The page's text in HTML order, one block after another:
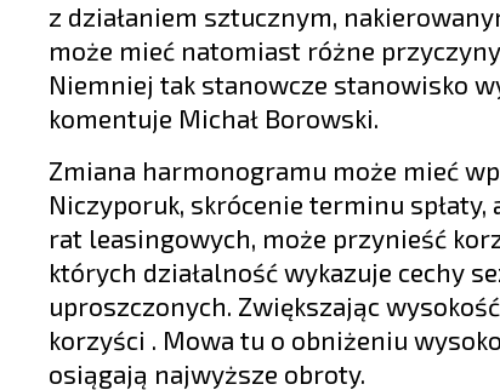
z działaniem sztucznym,
może mieć natomiast różne
Niemniej tak stanowcze stanowisko
komentuje Michał Borowski.
Zmiana harmonogramu może mieć
Niczyporuk, skrócenie terminu
rat leasingowych, może przynieść
których działalność wykazuje cechy
uproszczonych. Zwiększając
korzyści . Mowa tu o obniżeniu
osiągają najwyższe obroty.